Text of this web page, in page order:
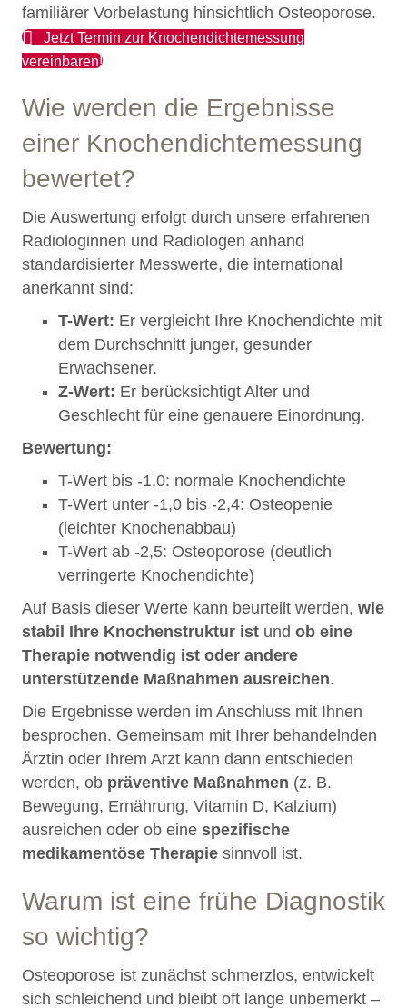
familiärer Vorbelastung hinsichtlich Osteoporose.
Jetzt Termin zur Knochendichtemessung
vereinbaren!
Wie werden die Ergebnisse
einer Knochendichtemessung
bewertet?
Die Auswertung erfolgt durch unsere erfahrenen
Radiologinnen und Radiologen anhand
standardisierter Messwerte, die international
anerkannt sind:
T-Wert: Er vergleicht Ihre Knochendichte mit
dem Durchschnitt junger, gesunder
Erwachsener.
Z-Wert: Er berücksichtigt Alter und
Geschlecht für eine genauere Einordnung.
Bewertung:
T-Wert bis -1,0: normale Knochendichte
T-Wert unter -1,0 bis -2,4: Osteopenie
(leichter Knochenabbau)
T-Wert ab -2,5: Osteoporose (deutlich
verringerte Knochendichte)
Auf Basis dieser Werte kann beurteilt werden, wie
stabil Ihre Knochenstruktur ist und ob eine
Therapie notwendig ist oder andere
unterstützende Maßnahmen ausreichen.
Die Ergebnisse werden im Anschluss mit Ihnen
besprochen. Gemeinsam mit Ihrer behandelnden
Ärztin oder Ihrem Arzt kann dann entschieden
werden, ob präventive Maßnahmen (z. B.
Bewegung, Ernährung, Vitamin D, Kalzium)
ausreichen oder ob eine spezifische
medikamentöse Therapie sinnvoll ist.
Warum ist eine frühe Diagnostik
so wichtig?
Osteoporose ist zunächst schmerzlos, entwickelt
sich schleichend und bleibt oft lange unbemerkt –